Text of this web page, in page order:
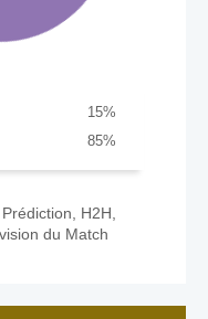
%
15
%
85
H2H,
du Match